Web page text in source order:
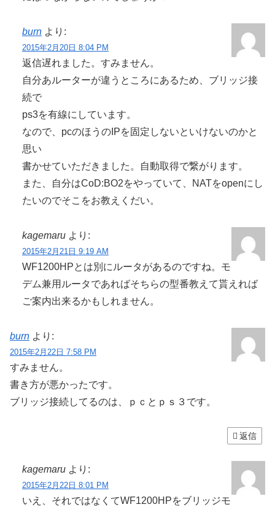
burn より:
2015年2月20日 8:04 PM
返信遅れました。すみません。
自分あルーターが違うところにあるため、ブリッジ接
続で
ps3を有線にしています。
なので、pcのほうのIPを固定しないといけないのかと
思い
書かせていただきました。自動取得で繋がります。
また、自分はCoD:BO2をやっていて、NATをopenにし
たいのでそこをお教えくだい。
kagemaru より:
2015年2月21日 9:19 AM
WF1200HPとは別にルータがあるのですね。モ
デム兼用ルータであればそちらの型番教えて貰えれば
ご案内出来るかもしれません。
burn より:
2015年2月22日 7:58 PM
すみません。
書き方が悪かったです。
ブリッジ接続してるのは、ｐｃとｐｓ３です。
返信
kagemaru より:
2015年2月22日 8:01 PM
いえ、それではなくてWF1200HPをブリッジモ